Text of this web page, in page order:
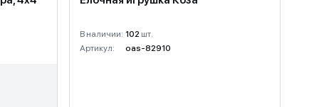
В наличии: 102 шт.
Артикул:
oas-82910